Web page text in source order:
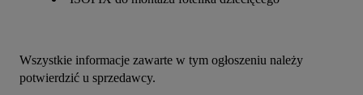
Wszystkie informacje zawarte w tym ogłoszeniu należy
potwierdzić u sprzedawcy.